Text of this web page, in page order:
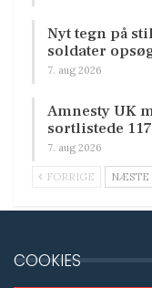
Nyt tegn på
soldater
7. aug 2026
Amnesty UK
sortlistede
7. aug 2026
FORRIGE NÆSTE
COOKIES